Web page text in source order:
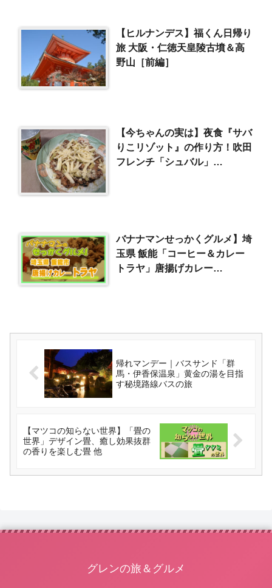
【ヒルナンデス】福くん日帰り
旅 大阪・仁徳天皇陵古墳＆高
野山［前編］
【今ちゃんの実は】夜食『サバ
りこリゾット』の作り方！吹田
フレンチ「シュバル」
バナナマンせっかくグルメ】埼
玉県 飯能「コーヒー＆カレー
トラヤ」唐揚げカレー
帰れマンデー｜バスサンド「群
馬・伊香保温泉」黄金の湯を目指
す秘境路線バスの旅
【マツコの知らない世界】「畳の
世界」デザイン畳、癒し効果抜群
の香りを楽しむ畳 他
グレンの旅＆グルメ